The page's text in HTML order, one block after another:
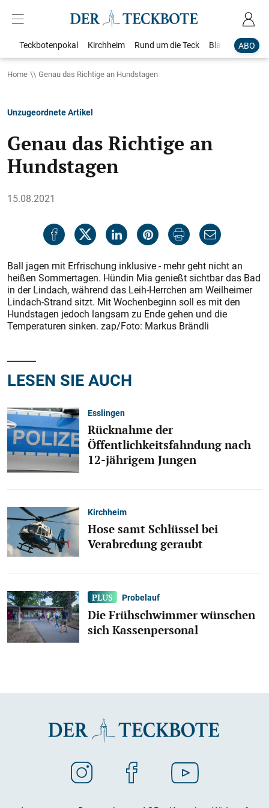
ABO
Teckbotenpokal Kirchheim Rund um die Teck Blaulicht
Home Genau das Richtige an Hundstagen
Unzugeordnete Artikel
Genau das Richtige an
Hundstagen
15.08.2021
Ball jagen mit Erfrischung inklusive - mehr geht nicht an
heißen Sommertagen. Hündin Mia genießt sichtbar das Bad
in der Lindach, während das Leih-Herrchen am Weilheimer
Lindach-Strand sitzt. Mit Wochenbeginn soll es mit den
Hundstagen jedoch langsam zu Ende gehen und die
Temperaturen sinken. zap/Foto: Markus Brändli
LESEN SIE AUCH
Esslingen
Rücknahme der
Öffentlichkeitsfahndung nach
12-jährigem Jungen
Kirchheim
Hose samt Schlüssel bei
Verabredung geraubt
Probelauf
Die Frühschwimmer wünschen
sich Kassenpersonal